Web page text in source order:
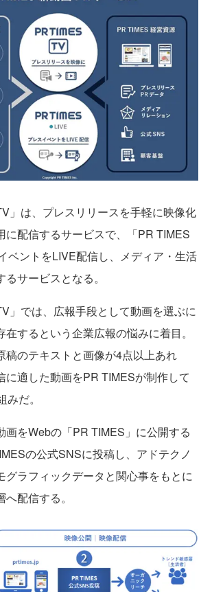
」は、プレスリリースを手軽に映像化
に配信するサービスで、「PR TIMES
ベントをLIVE配信し、メディア・生活
サービスとなる。
」では、広報手段として動画を選ぶに
するという企業広報の悩みに着目。
稿のテキストと画像が4点以上あれ
に適した動画をPR TIMESが制作して
だ。
をWebの「PR TIMES」に公開する
の公式SNSに投稿し、アドテクノ
グラフィックデータと関心事をもとに
配信する。